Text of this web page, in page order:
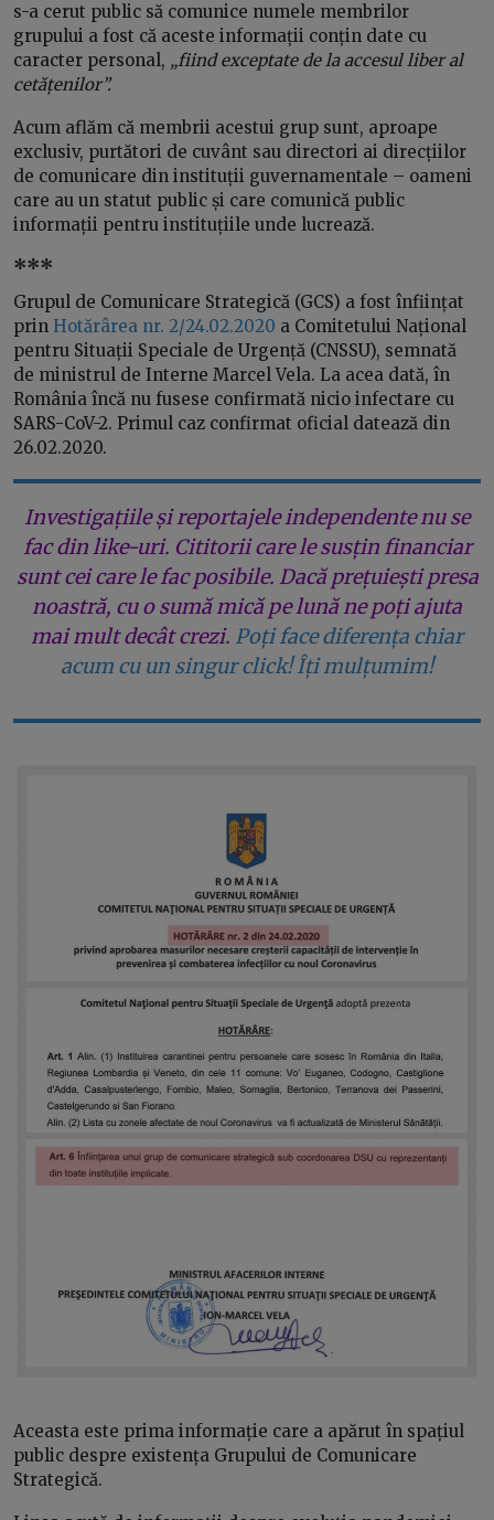
s-a cerut public să comunice numele membrilor
grupului a fost că aceste informații conțin date cu
caracter personal, „fiind exceptate de la accesul liber al
cetățenilor”.
Acum aflăm că membrii acestui grup sunt, aproape
exclusiv, purtători de cuvânt sau directori ai direcțiilor
de comunicare din instituții guvernamentale – oameni
care au un statut public și care comunică public
informații pentru instituțiile unde lucrează.
***
Grupul de Comunicare Strategică (GCS) a fost înființat
prin Hotărârea nr. 2/24.02.2020 a Comitetului Național
pentru Situații Speciale de Urgență (CNSSU), semnată
de ministrul de Interne Marcel Vela. La acea dată, în
România încă nu fusese confirmată nicio infectare cu
SARS-CoV-2. Primul caz confirmat oficial datează din
26.02.2020.
Investigațiile și reportajele independente nu se
fac din like-uri. Cititorii care le susțin financiar
sunt cei care le fac posibile. Dacă prețuiești presa
noastră, cu o sumă mică pe lună ne poți ajuta
mai mult decât crezi. Poți face diferența chiar
acum cu un singur click! Îți mulțumim!
Aceasta este prima informație care a apărut în spațiul
public despre existența Grupului de Comunicare
Strategică.